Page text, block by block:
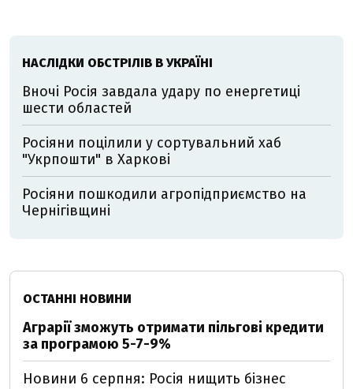
НАСЛІДКИ ОБСТРІЛІВ В УКРАЇНІ
Вночі Росія завдала удару по енергетиці
шести областей
Росіяни поцілили у сортувальний хаб
"Укрпошти" в Харкові
Росіяни пошкодили агропідприємство на
Чернігівщині
ОСТАННІ НОВИНИ
Аграрії зможуть отримати пільгові кредити
за програмою 5-7-9%
Новини 6 серпня: Росія нищить бізнес